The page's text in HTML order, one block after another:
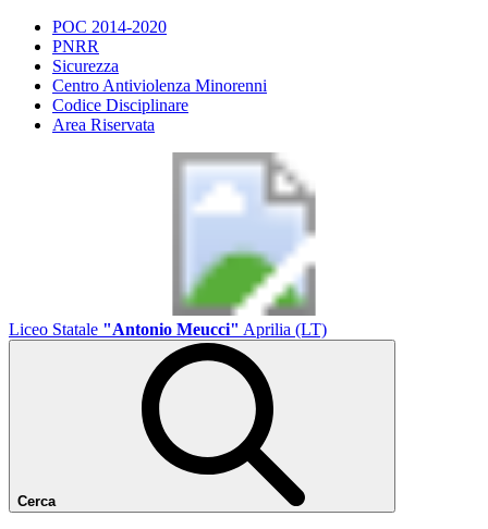
POC 2014-2020
PNRR
Sicurezza
Centro Antiviolenza Minorenni
Codice Disciplinare
Area Riservata
Liceo Statale "Antonio Meucci" Aprilia (LT)
Cerca